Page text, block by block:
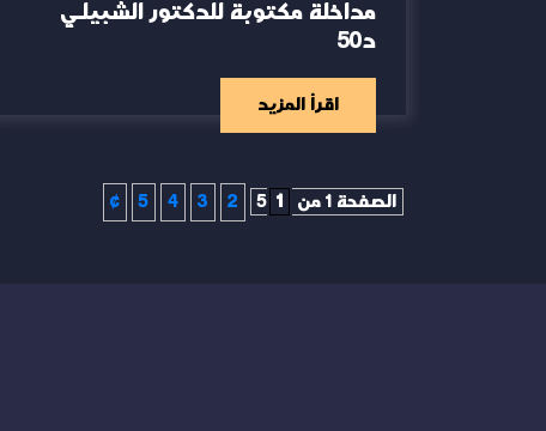
مداخلة مكتوبة للدكتور الشبيلي
د50
اقرأ المزيد
الصفحة 1 من 5 1
2
3
4
5
»